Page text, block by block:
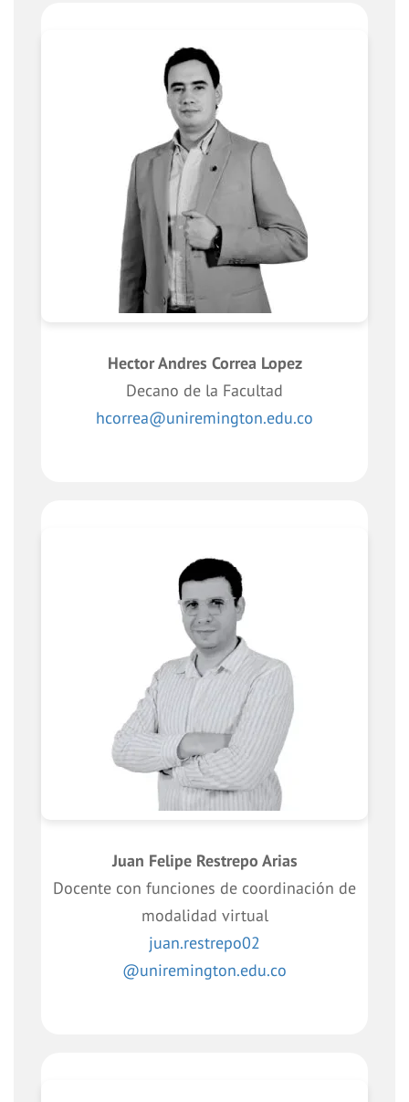
Hector Andres Correa Lopez
Decano de la Facultad
hcorrea@uniremington.edu.co
Juan Felipe Restrepo Arias
Docente con funciones de coordinación de
modalidad virtual
juan.restrepo02
@uniremington.edu.co